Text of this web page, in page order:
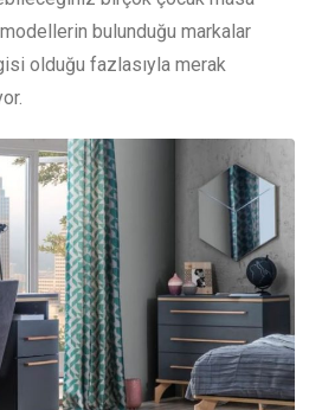
bulunduğu markalar
olduğu fazlasıyla merak